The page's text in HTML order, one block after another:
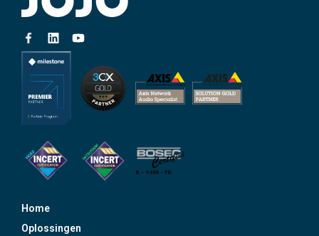
Home
Oplossingen